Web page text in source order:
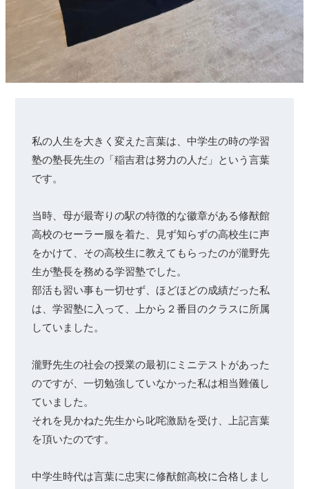
私の人生を大きく変えた言葉は、中学生の時の学習
塾の塾長先生の「稲吉君は努力の人だ」という言葉
です。
当時、母が最寄りの駅の特徴的な徽章がある修猷館
高校のセーラー服を着た、見ず知らずの高校生に声
をかけて、その高校生に教えてもらったのが瀧野先
生が塾長を務める学習塾でした。
部活も習い事も一切せず、ほどほどの成績だった私
は、学習塾に入って、上から２番目のクラスに所属
していました。
瀧野先生の社会の授業の最初にミニテストがあった
のですが、一切勉強していなかった私は相当難儀し
ていました。
それを見かねた先生から叱咤激励を受け、上記言葉
を頂いたのです。
中学生時代は言葉に忠実に修猷館高校に合格しまし